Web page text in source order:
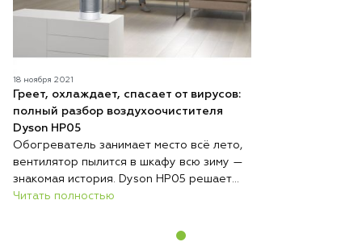
18 ноября 2021
Греет, охлаждает, спасает от вирусов:
полный разбор воздухоочистителя
Dyson HP05
Обогреватель занимает место всё лето,
вентилятор пылится в шкафу всю зиму —
знакомая история. Dyson HP05 решает
эту проблему радикально: один
одном месте и выполняет три функции —
Читать полностью